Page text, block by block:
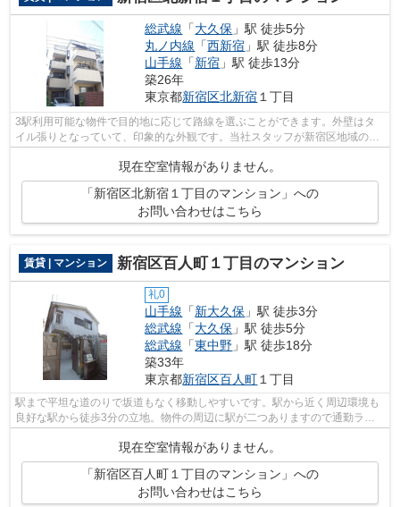
総武線 「大久保 」駅 徒歩5分
丸ノ内線 「西新宿 」駅 徒歩8分
山手線 「新宿 」駅 徒歩13分
築26年
東京都新宿区北新宿１丁目
3駅利用可能な物件で目的地に応じて路線を選ぶことができます。外壁はタ
イル張りとなっていて、印象的な外観です。当社スタッフが新宿区地域の不
動産情報をご提供いたします。細かい条...
現在空室情報がありません。
「新宿区北新宿１丁目のマンション」への
お問い合わせはこちら
賃貸 | マンション 新宿区百人町１丁目のマンション
礼0
山手線 「新大久保 」駅 徒歩3分
総武線 「大久保 」駅 徒歩5分
総武線 「東中野 」駅 徒歩18分
築33年
東京都新宿区百人町 １丁目
駅まで平坦な道のりで坂道もなく移動しやすいです。駅から近く周辺環境も
良好な駅から徒歩3分の立地。物件の周辺に駅が二つありますので通勤ラク
現在空室情報がありません。
「新宿区百人町１丁目のマンション」への
お問い合わせはこちら